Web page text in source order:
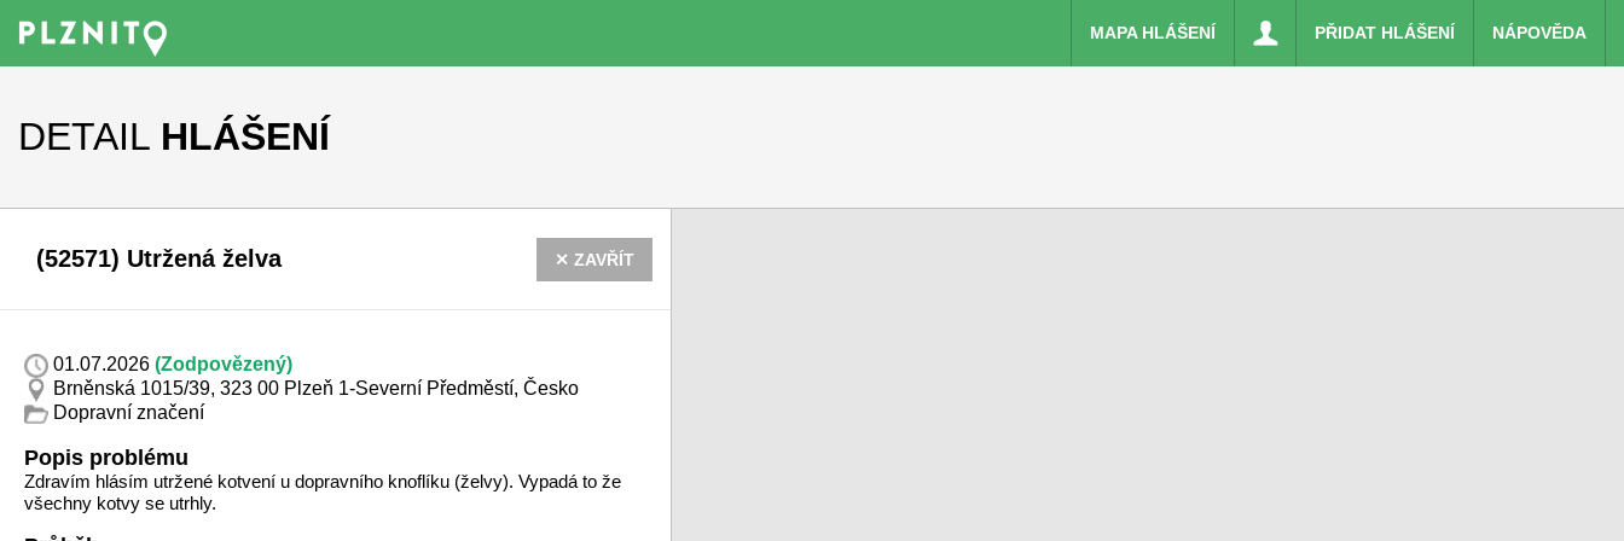
NÁPOVĚDA
PŘIDAT HLÁŠENÍ
MAPA HLÁŠENÍ
DETAIL HLÁŠENÍ
(52571) Utržená želva ✕ ZAVŘÍT
01.07.2026 (Zodpovězený)
Brněnská 1015/39, 323 00 Plzeň 1-Severní Předměstí, Česko
Dopravní značení
Popis problému
Zdravím hlásím utržené kotvení u dopravního knoflíku (želvy). Vypadá to že
všechny kotvy se utrhly.